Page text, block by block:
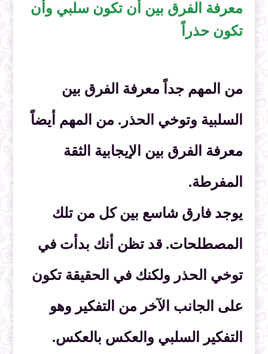
معرفة الفرق بين أن تكون سلبي وأن
تكون حذراً
من المهم جداً معرفة الفرق بين
السلبية وتوخي الحذر. من المهم أيضاً
معرفة الفرق بين الإيجابية الثقة
المفرطة.
يوجد فارق شاسع بين كل من تلك
المصطلحات. قد تظن أنك بدأت في
توخي الحذر ولكنك في الحقيقة تكون
على الجانب الآخر من التفكير وهو
التفكير السلبي والعكس بالعكس.